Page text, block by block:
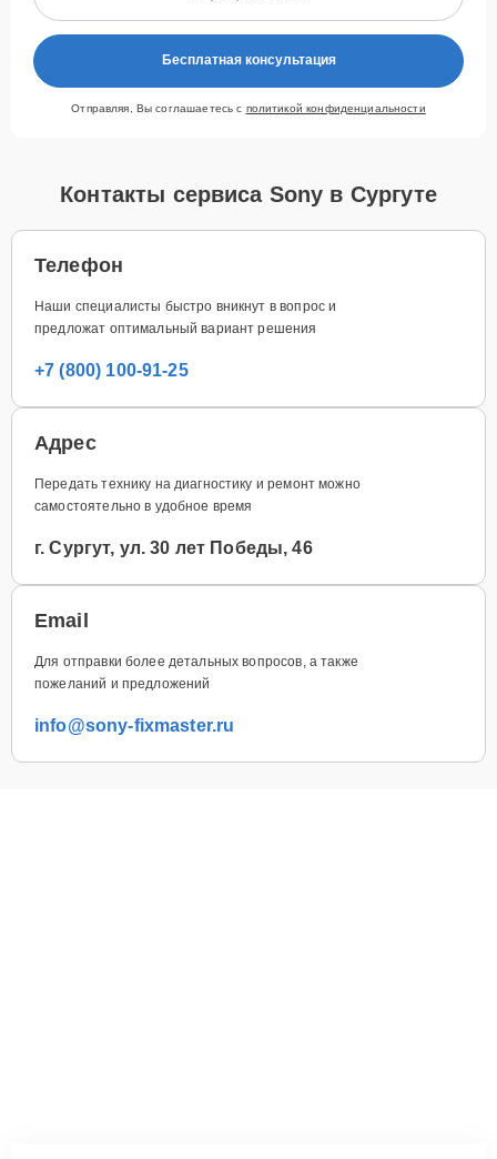
Бесплатная консультация
Отправляя, Вы соглашаетесь с политикой конфиденциальности
Контакты сервиса Sony в Сургуте
Телефон
Наши специалисты быстро вникнут в вопрос и
предложат оптимальный вариант решения
+7 (800) 100-91-25
Адрес
Передать технику на диагностику и ремонт можно
самостоятельно в удобное время
г. Сургут, ул. 30 лет Победы, 46
Email
Для отправки более детальных вопросов, а также
пожеланий и предложений
info@sony-fixmaster.ru